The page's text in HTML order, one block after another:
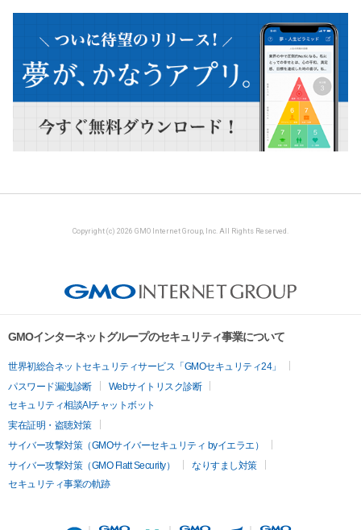
Copyright (c) 2026 GMO Internet Group, Inc. All Rights Reserved.
GMOインターネットグループのセキュリティ事業について
世界初総合ネットセキュリティサービス「GMOセキュリティ24」
パスワード漏洩診断
Webサイトリスク診断
セキュリティ相談AIチャットボット
実在証明・盗聴対策
サイバー攻撃対策（GMOサイバーセキュリティ byイエラエ）
サイバー攻撃対策（GMO Flatt Security）
なりすまし対策
セキュリティ事業の軌跡